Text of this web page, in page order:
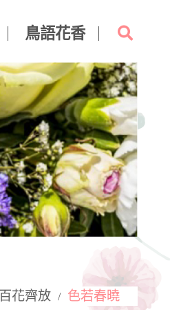
鳥語花香
百花齊放 / 色若春曉